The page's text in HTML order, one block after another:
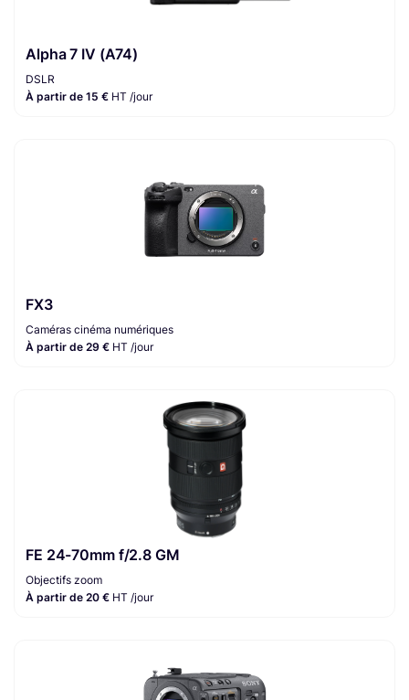
Alpha 7 IV (A74)
DSLR
À partir de 15 € HT /jour
FX3
Caméras cinéma numériques
À partir de 29 € HT /jour
FE 24-70mm f/2.8 GM
Objectifs zoom
À partir de 20 € HT /jour